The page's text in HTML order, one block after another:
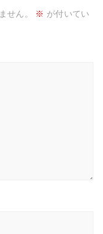
せん。 ※ が付いてい